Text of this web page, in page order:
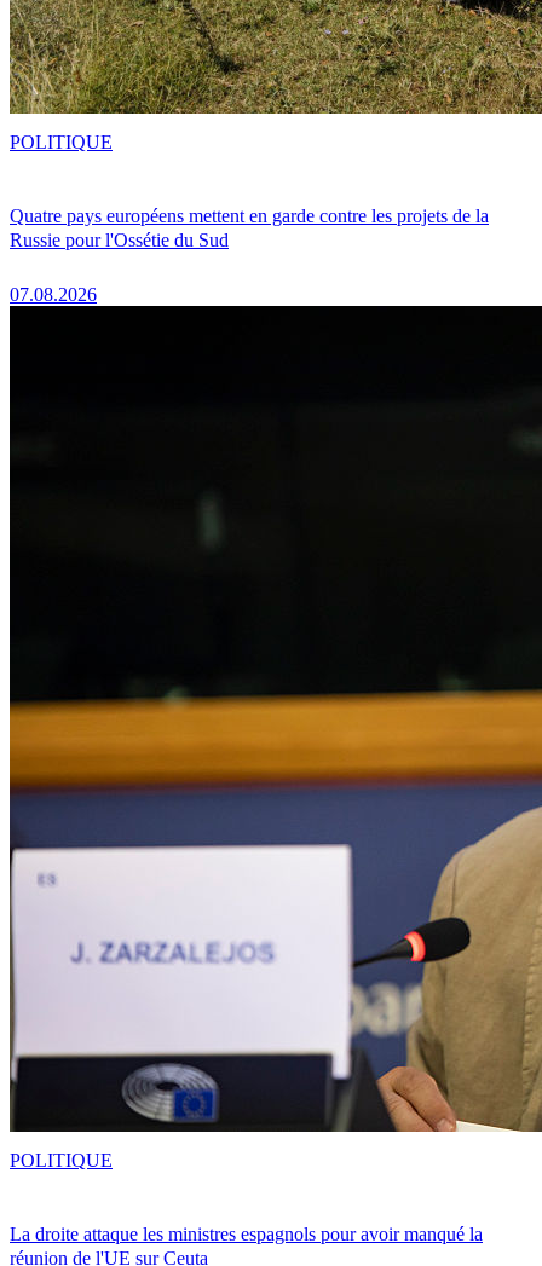
Quatre pays européens mettent en garde contre les projets de la
Russie pour l'Ossétie du Sud
07.08.2026
POLITIQUE
La droite attaque les ministres espagnols pour avoir manqué la
réunion de l'UE sur Ceuta
POLITIQUE